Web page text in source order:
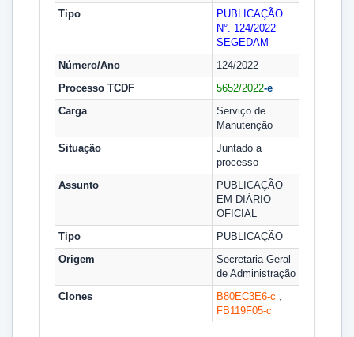
Tipo
PUBLICAÇÃO
N°. 124/2022
SEGEDAM
Número/Ano
124/2022
Processo TCDF
5652/2022-e
Carga
Serviço de
Manutenção
Situação
Juntado a
processo
Assunto
PUBLICAÇÃO
EM DIÁRIO
OFICIAL
Tipo
PUBLICAÇÃO
Origem
Secretaria-Geral
de Administração
Clones
B80EC3E6-c ,
FB119F05-c